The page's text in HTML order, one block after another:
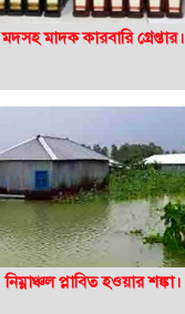
মদসহ মাদক কারবারি গ্রেপ্তার।
নিম্নাঞ্চল প্লাবিত হওয়ার শঙ্কা।